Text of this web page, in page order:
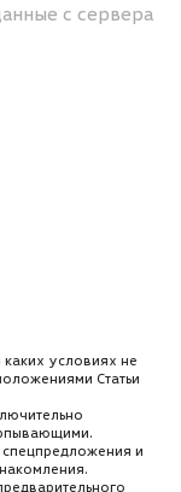
с сервера
условиях не
Статьи
и